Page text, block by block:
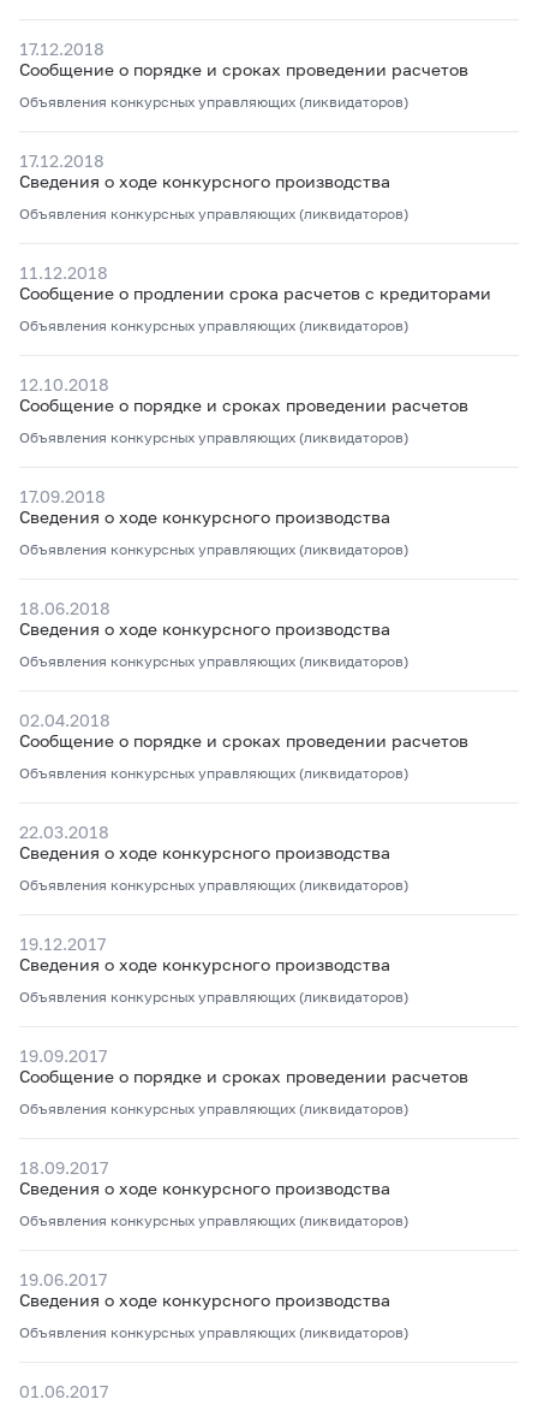
17.12.2018
Сообщение о порядке и сроках проведении расчетов
Объявления конкурсных управляющих (ликвидаторов)
17.12.2018
Сведения о ходе конкурсного производства
Объявления конкурсных управляющих (ликвидаторов)
11.12.2018
Сообщение о продлении срока расчетов с кредиторами
Объявления конкурсных управляющих (ликвидаторов)
12.10.2018
Сообщение о порядке и сроках проведении расчетов
Объявления конкурсных управляющих (ликвидаторов)
17.09.2018
Сведения о ходе конкурсного производства
Объявления конкурсных управляющих (ликвидаторов)
18.06.2018
Сведения о ходе конкурсного производства
Объявления конкурсных управляющих (ликвидаторов)
02.04.2018
Сообщение о порядке и сроках проведении расчетов
Объявления конкурсных управляющих (ликвидаторов)
22.03.2018
Сведения о ходе конкурсного производства
Объявления конкурсных управляющих (ликвидаторов)
19.12.2017
Сведения о ходе конкурсного производства
Объявления конкурсных управляющих (ликвидаторов)
19.09.2017
Сообщение о порядке и сроках проведении расчетов
Объявления конкурсных управляющих (ликвидаторов)
18.09.2017
Сведения о ходе конкурсного производства
Объявления конкурсных управляющих (ликвидаторов)
19.06.2017
Сведения о ходе конкурсного производства
Объявления конкурсных управляющих (ликвидаторов)
01.06.2017